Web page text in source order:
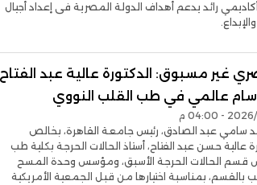
رائد يدعم أهداف الدولة المصرية فى إعداد أجيال
غير مسبوق: الدكتورة عالية عبد الفتاح
عالمي في طب القلب النووي
سامي عبد الصادق، رئيس جامعة القاهرة، بخالص
عالية حسن عبد الفتاح، أستاذ الحالات الحرجة بكلية طب
قسم الحالات الحرجة الأسبق، ومؤسس وحدة المسح
بالقسم، بمناسبة اختيارها من قبل الجمعية الأمريكية